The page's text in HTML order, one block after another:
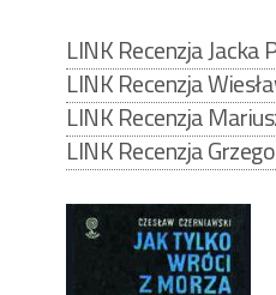
LINK Recenzja Jacka
LINK Recenzja
LINK Recenzja
LINK Recenzja